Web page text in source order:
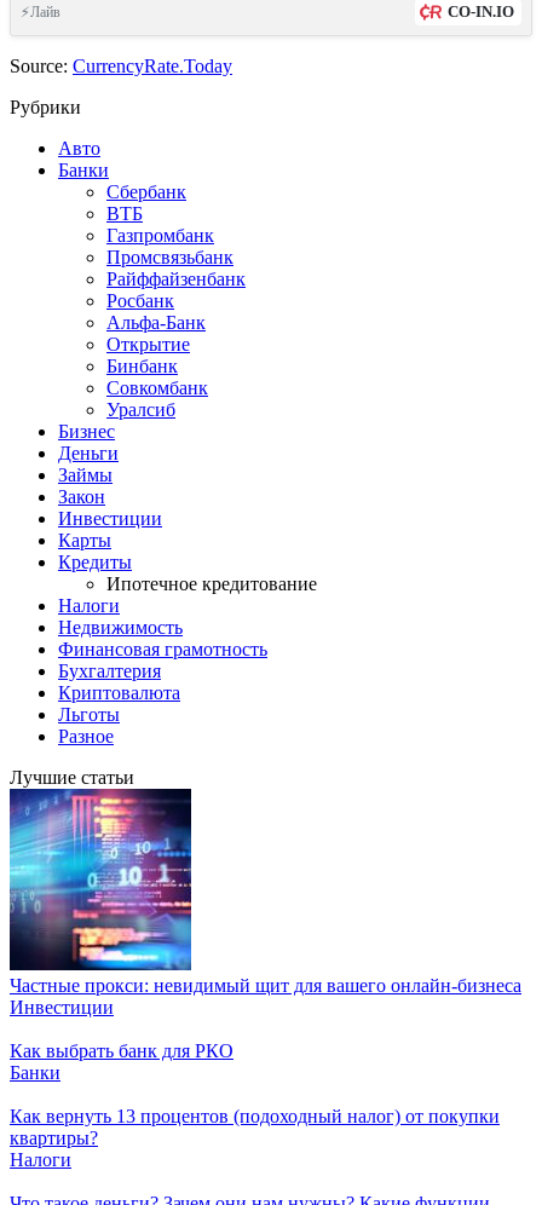
⚡Лайв CO-IN.IO
Source: CurrencyRate.Today
Рубрики
Авто
Банки
Сбербанк
ВТБ
Газпромбанк
Промсвязьбанк
Райффайзенбанк
Росбанк
Альфа-Банк
Открытие
Бинбанк
Совкомбанк
Уралсиб
Бизнес
Деньги
Займы
Закон
Инвестиции
Карты
Кредиты
Ипотечное кредитование
Налоги
Недвижимость
Финансовая грамотность
Бухгалтерия
Криптовалюта
Льготы
Разное
Лучшие статьи
Частные прокси: невидимый щит для вашего онлайн-бизнеса
Инвестиции
Как выбрать банк для РКО
Банки
Как вернуть 13 процентов (подоходный налог) от покупки
квартиры?
Налоги